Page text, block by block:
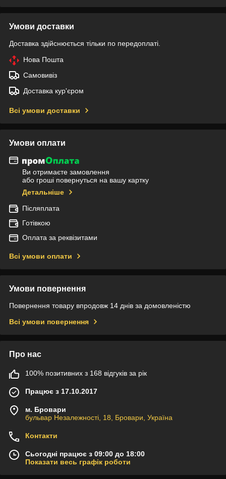
Умови доставки
Доставка здійснюється тільки по передоплаті.
Нова Пошта
Самовивіз
Доставка кур'єром
Всі умови доставки
Умови оплати
Ви отримаєте замовлення
або гроші повернуться на вашу картку
Детальніше
Післяплата
Готівкою
Оплата за реквізитами
Всі умови оплати
Умови повернення
Повернення товару впродовж 14 днів за домовленістю
Всі умови повернення
Про нас
100% позитивних з 168 відгуків за рік
Працює з 17.10.2017
м. Бровари
бульвар Незалежності, 18, Бровари, Україна
Контакти
Сьогодні працює з 09:00 до 18:00
Показати весь графік роботи